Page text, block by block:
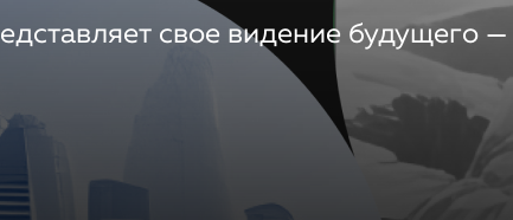
свое видение будущего